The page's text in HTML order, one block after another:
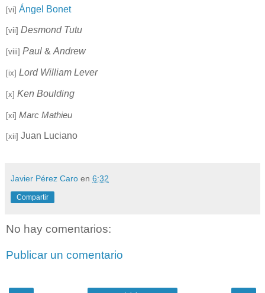
[vi] Ángel Bonet
[vii] Desmond Tutu
[viii] Paul & Andrew
[ix] Lord William Lever
[x] Ken Boulding
[xi] Marc Mathieu
[xii] Juan Luciano
Javier Pérez Caro en 6:32
Compartir
No hay comentarios:
Publicar un comentario